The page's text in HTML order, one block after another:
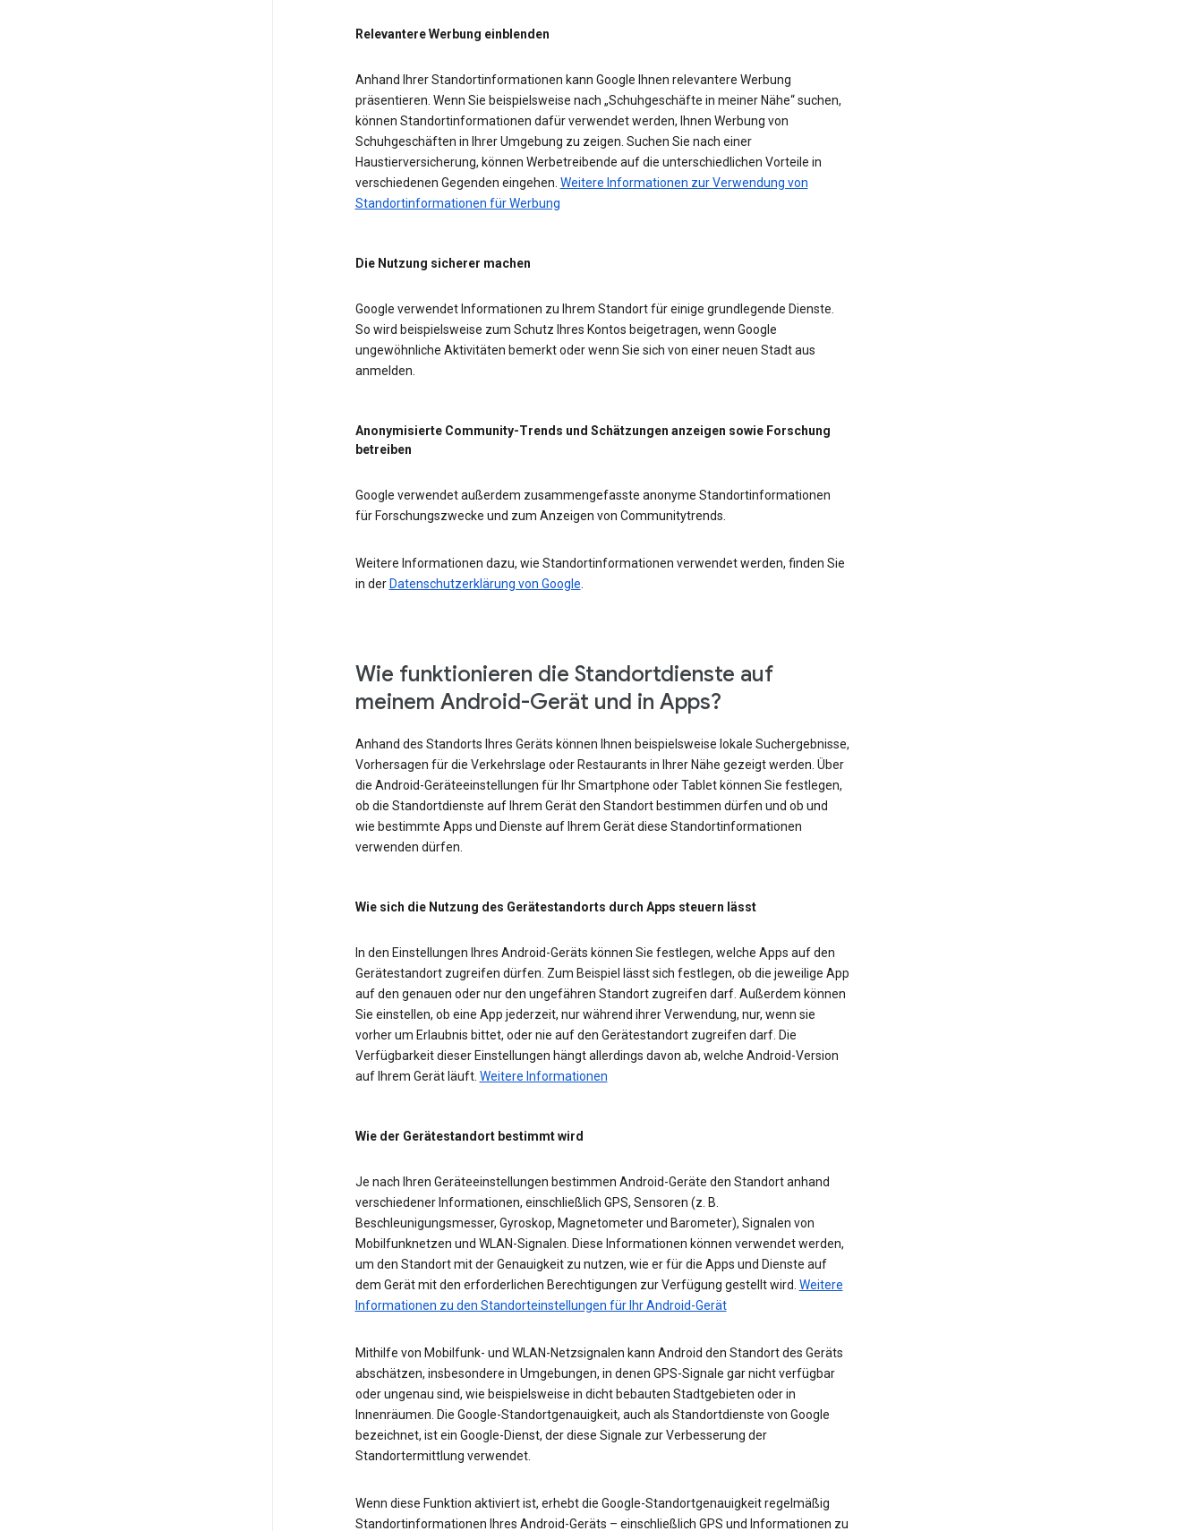
Relevantere Werbung einblenden
Anhand Ihrer Standortinformationen kann Google Ihnen relevantere Werbung
präsentieren. Wenn Sie beispielsweise nach „Schuhgeschäfte in meiner Nähe“ suchen,
können Standortinformationen dafür verwendet werden, Ihnen Werbung von
Schuhgeschäften in Ihrer Umgebung zu zeigen. Suchen Sie nach einer
Haustierversicherung, können Werbetreibende auf die unterschiedlichen Vorteile in
verschiedenen Gegenden eingehen. Weitere Informationen zur Verwendung von
Standortinformationen für Werbung
Die Nutzung sicherer machen
Google verwendet Informationen zu Ihrem Standort für einige grundlegende Dienste.
So wird beispielsweise zum Schutz Ihres Kontos beigetragen, wenn Google
ungewöhnliche Aktivitäten bemerkt oder wenn Sie sich von einer neuen Stadt aus
anmelden.
Anonymisierte Community-Trends und Schätzungen anzeigen sowie Forschung
betreiben
Google verwendet außerdem zusammengefasste anonyme Standortinformationen
für Forschungszwecke und zum Anzeigen von Communitytrends.
Weitere Informationen dazu, wie Standortinformationen verwendet werden, finden Sie
in der Datenschutzerklärung von Google
Wie funktionieren die Standortdienste auf
meinem Android-Gerät und in Apps?
Anhand des Standorts Ihres Geräts können Ihnen beispielsweise lokale Suchergebnisse,
Vorhersagen für die Verkehrslage oder Restaurants in Ihrer Nähe gezeigt werden. Über
die Android-Geräteeinstellungen für Ihr Smartphone oder Tablet können Sie festlegen,
ob die Standortdienste auf Ihrem Gerät den Standort bestimmen dürfen und ob und
wie bestimmte Apps und Dienste auf Ihrem Gerät diese Standortinformationen
verwenden dürfen.
Wie sich die Nutzung des Gerätestandorts durch Apps steuern lässt
In den Einstellungen Ihres Android-Geräts können Sie festlegen, welche Apps auf den
Gerätestandort zugreifen dürfen. Zum Beispiel lässt sich festlegen, ob die jeweilige App
auf den genauen oder nur den ungefähren Standort zugreifen darf. Außerdem können
Sie einstellen, ob eine App jederzeit, nur während ihrer Verwendung, nur, wenn sie
vorher um Erlaubnis bittet, oder nie auf den Gerätestandort zugreifen darf. Die
Verfügbarkeit dieser Einstellungen hängt allerdings davon ab, welche Android-Version
auf Ihrem Gerät läuft. Weitere Informationen
Wie der Gerätestandort bestimmt wird
Je nach Ihren Geräteeinstellungen bestimmen Android-Geräte den Standort anhand
verschiedener Informationen, einschließlich GPS, Sensoren (z. B.
Beschleunigungsmesser, Gyroskop, Magnetometer und Barometer), Signalen von
Mobilfunknetzen und WLAN-Signalen. Diese Informationen können verwendet werden,
um den Standort mit der Genauigkeit zu nutzen, wie er für die Apps und Dienste auf
dem Gerät mit den erforderlichen Berechtigungen zur Verfügung gestellt wird. Weitere
Informationen zu den Standorteinstellungen für Ihr Android-Gerät
Mithilfe von Mobilfunk- und WLAN-Netzsignalen kann Android den Standort des Geräts
abschätzen, insbesondere in Umgebungen, in denen GPS-Signale gar nicht verfügbar
oder ungenau sind, wie beispielsweise in dicht bebauten Stadtgebieten oder in
Innenräumen. Die Google-Standortgenauigkeit, auch als Standortdienste von Google
bezeichnet, ist ein Google-Dienst, der diese Signale zur Verbesserung der
Standortermittlung verwendet.
Wenn diese Funktion aktiviert ist, erhebt die Google-Standortgenauigkeit regelmäßig
Standortinformationen Ihres Android-Geräts – einschließlich GPS und Informationen zu